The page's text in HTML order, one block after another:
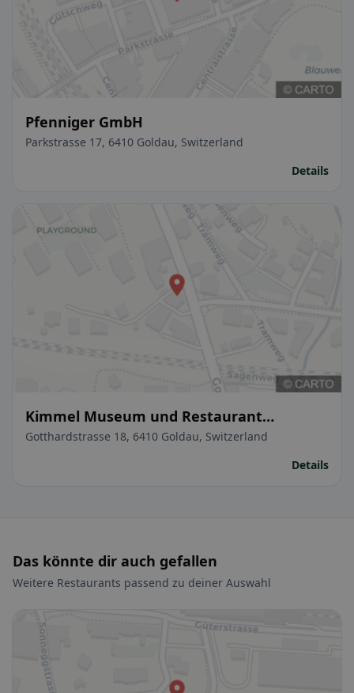
Pfenniger GmbH
Parkstrasse 17, 6410 Goldau, Switzerland
Details
Kimmel Museum und Restaurant
Bauernhof
Gotthardstrasse 18, 6410 Goldau, Switzerland
Details
Das könnte dir auch gefallen
Weitere Restaurants passend zu deiner Auswahl